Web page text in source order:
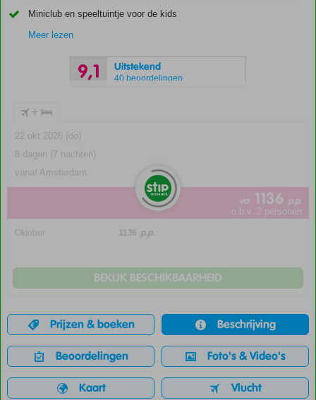
Miniclub en speeltuintje voor de kids
Meer lezen
9,1 Uitstekend
40 beoordelingen
+
22 okt 2026 (do)
8 dagen (7 nachten)
vanaf Amsterdam
va 1136 p.p.
o.b.v. 2 personen
Oktober 1136 p.p.
BEKIJK BESCHIKBAARHEID
Prijzen & boeken Beschrijving
Beoordelingen Foto's & Video's
Kaart Vlucht